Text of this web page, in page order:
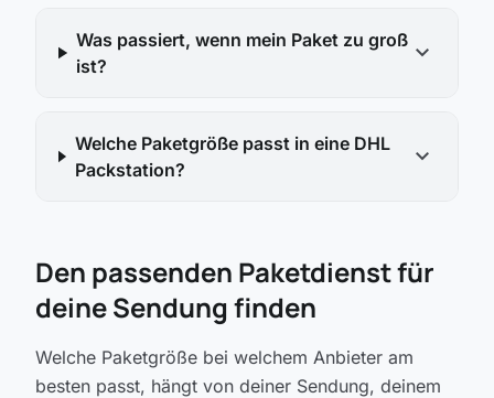
Was passiert, wenn mein Paket zu groß
ist?
expand_more
Welche Paketgröße passt in eine DHL
Packstation?
expand_more
Den passenden Paketdienst für
deine Sendung finden
Welche Paketgröße bei welchem Anbieter am
besten passt, hängt von deiner Sendung, deinem